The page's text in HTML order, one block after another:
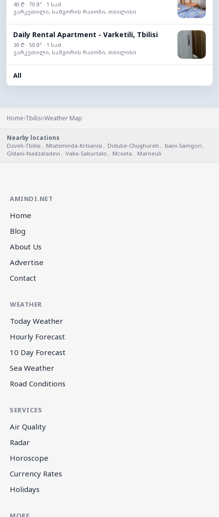
40 ₾ · 70 მ² · 1 საძ.
ვარკეთილი, სამგორის რაიონი, თბილისი
Daily Rental Apartment - Varketili, Tbilisi
30 ₾ · 50 მ² · 1 საძ.
ვარკეთილი, სამგორის რაიონი, თბილისი
All
Home›Tbilisi›Weather Map
Nearby locations
Dzveli-Tbilisi , Mtatsminda-Krtsanisi , Didube-Chughureti , Isani-Samgori ,
Gldani-Nadzaladevi , Vake-Saburtalo , Mcxeta , Marneuli
AMINDI.NET
Home
Blog
About Us
Advertise
Contact
WEATHER
Today Weather
Hourly Forecast
10 Day Forecast
Sea Weather
Road Conditions
SERVICES
Air Quality
Radar
Horoscope
Currency Rates
Holidays